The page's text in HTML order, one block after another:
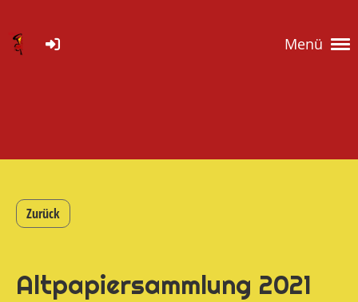
Menü
Zurück
Altpapiersammlung 2021